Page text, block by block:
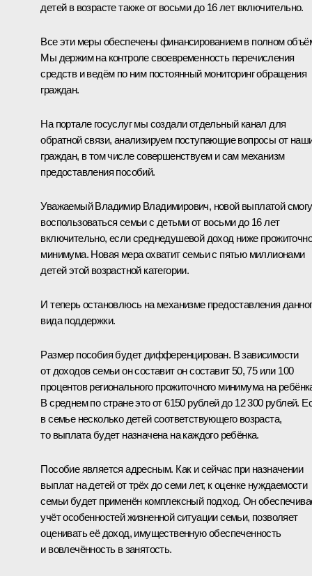
детей в возрасте также от восьми до 16 лет включительно.
Все эти меры обеспечены финансированием в полном
Мы держим на контроле своевременность перечисления
средств и ведём по ним постоянный мониторинг обращения
граждан.
На портале госуслуг мы создали отдельный канал для
обратной связи, анализируем поступающие вопросы от
граждан, в том числе совершенствуем и сам механизм
предоставления пособий.
Уважаемый Владимир Владимирович, новой выплатой
воспользоваться семьи с детьми от восьми до 16 лет
включительно, если среднедушевой доход ниже
минимума. Новая мера охватит семьи с пятью миллионами
детей этой возрастной категории.
И теперь остановлюсь на механизме предоставления
вида поддержки.
Размер пособия будет дифференцирован. В зависимости
от доходов семьи он составит он составит 50, 75 или 100
процентов регионального прожиточного минимума на
В среднем по стране это от 6150 рублей до 12 300 рублей.
в семье несколько детей соответствующего возраста,
то выплата будет назначена на каждого ребёнка.
Пособие является адресным. Как и сейчас при назначении
выплат на детей от трёх до семи лет, к оценке нуждаемости
семьи будет применён комплексный подход. Он
учёт особенностей жизненной ситуации семьи, позволяет
оценивать её доход, имущественную обеспеченность
и вовлечённость в занятость.